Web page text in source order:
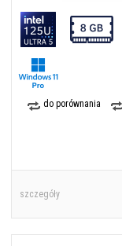
do porównania
szczegóły